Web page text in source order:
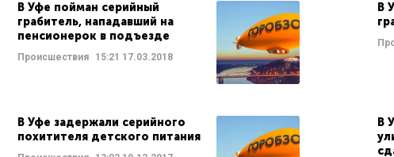
В Уфе пойман серийный
грабитель, нападавший на
пенсионерок в подъезде
Происшествия 15:21 17.03.2018
В
В Уфе задержали серийного
похитителя детского питания
В